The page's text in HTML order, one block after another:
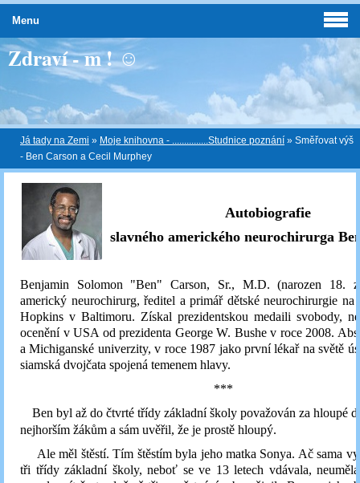
Zdraví - m ! ☺
Já tady na Zemi » Moje knihovna - ...............Studnice poznání » Směřovat výš
- Ben Carson a Cecil Murphey
Autobiografie
slavného amerického neurochirurga
Benjamin Solomon "Ben" Carson, Sr., M.D. (narozen 18.
americký neurochirurg, ředitel a primář dětské neurochirurgie na
Hopkins v Baltimoru. Získal prezidentskou medaili svobody,
ocenění v USA od prezidenta George W. Bushe v roce 2008.
a Michiganské univerzity, v roce 1987 jako první lékař na světě
siamská dvojčata spojená temenem hlavy.
***
Ben byl až do čtvrté třídy základní školy považován za hloupé
nejhorším žákům a sám uvěřil, že je prostě hloupý.
Ale měl štěstí. Tím štěstím byla jeho matka Sonya. Ač sama
tři třídy základní školy, neboť se ve 13 letech vdávala,
Menu